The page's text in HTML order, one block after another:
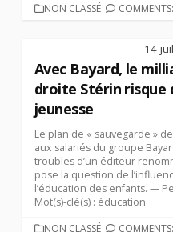
CATEGORIES
NON CLASSÉ
14
Avec Bayard, le
droite Stérin risque
jeunesse
Le plan de « sauvegarde »
aux salariés du groupe
troubles d’un éditeur
pose la question de
l’éducation des enfants. —
Mot(s)-clé(s) : éducation
CATEGORIES
NON CLASSÉ